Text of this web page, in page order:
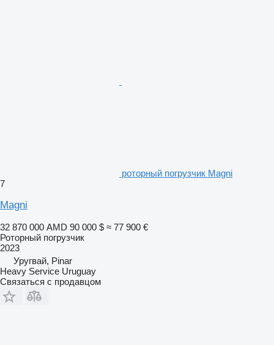
роторный погрузчик Magni
7
Magni
32 870 000 AMD 90 000 $ ≈ 77 900 €
Роторный погрузчик
2023
Уругвай, Pinar
Heavy Service Uruguay
Связаться с продавцом